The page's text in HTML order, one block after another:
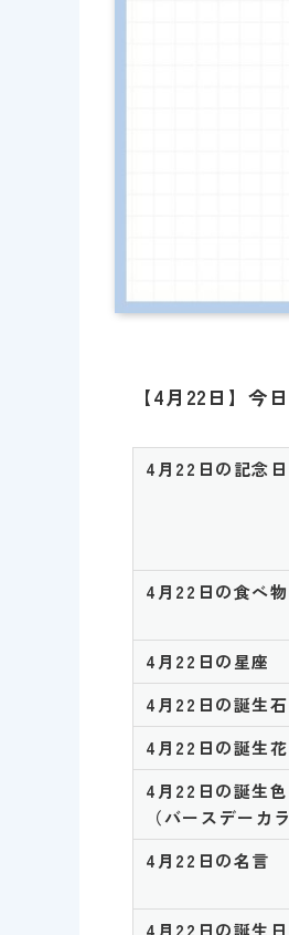
【4月22日】今
4月22 日の記念
4 月 22 日の食べ物
4 月 22 日の星座
4 月 22 日の誕生
4 月 22日の誕生
4月 22 日の誕生色
（バースデーカ
4 月 22 日の名言
4 月 22 日の誕生